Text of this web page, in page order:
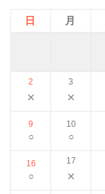
日 月
2
×
3
×
9
○
10
○
16
○
17
×